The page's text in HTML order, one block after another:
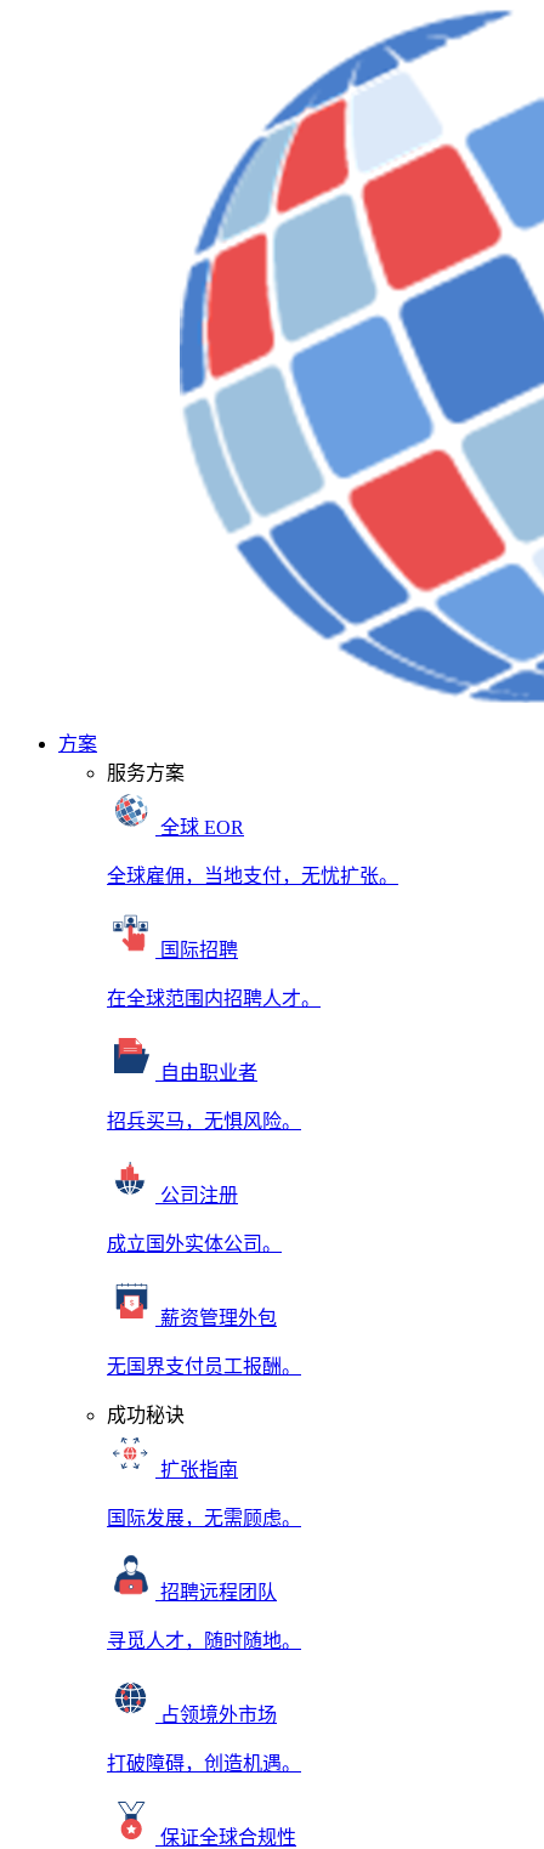
方案
服务方案
全球 EOR
全球雇佣，当地支付，无忧扩张。
国际招聘
在全球范围内招聘人才。
自由职业者
招兵买马，无惧风险。
公司注册
成立国外实体公司。
薪资管理外包
无国界支付员工报酬。
成功秘诀
扩张指南
国际发展，无需顾虑。
招聘远程团队
寻觅人才，随时随地。
占领境外市场
打破障碍，创造机遇。
保证全球合规性